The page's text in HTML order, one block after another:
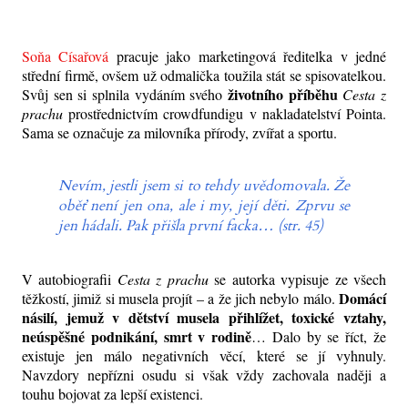
Soňa Císařová pracuje jako marketingová ředitelka v jedné
střední firmě, ovšem už odmalička toužila stát se spisovatelkou.
Svůj sen si splnila vydáním svého životního příběhu Cesta z
prachuprostřednictvím crowdfundigu v nakladatelství Pointa.
Sama se označuje za milovníka přírody, zvířat a sportu.
Nevím, jestli jsem si to tehdy uvědomovala. Že
oběť není jen ona, ale i my, její děti. Zprvu se
jen hádali. Pak přišla první facka… (str. 45)
V autobiografii Cesta z prachuse autorka vypisuje ze všech
těžkostí, jimiž si musela projít – a že jich nebylo málo. Domácí
násilí, jemuž v dětství musela přihlížet, toxické vztahy,
neúspěšné podnikání, smrt v rodině… Dalo by se říct, že
existuje jen málo negativních věcí, které se jí vyhnuly.
Navzdory nepřízni osudu si však vždy zachovala naději a
touhu bojovat za lepší existenci.